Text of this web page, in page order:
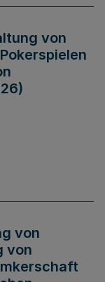
von
von
von